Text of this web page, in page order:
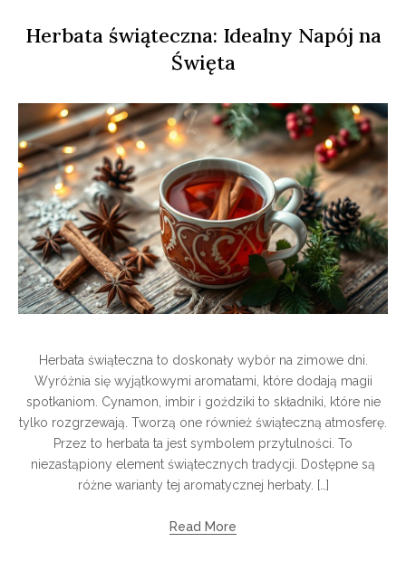
Herbata świąteczna: Idealny Napój na
Święta
Herbata świąteczna to doskonały wybór na zimowe dni.
Wyróżnia się wyjątkowymi aromatami, które dodają magii
spotkaniom. Cynamon, imbir i goździki to składniki, które nie
tylko rozgrzewają. Tworzą one również świąteczną atmosferę.
Przez to herbata ta jest symbolem przytulności. To
niezastąpiony element świątecznych tradycji. Dostępne są
różne warianty tej aromatycznej herbaty. […]
Read More